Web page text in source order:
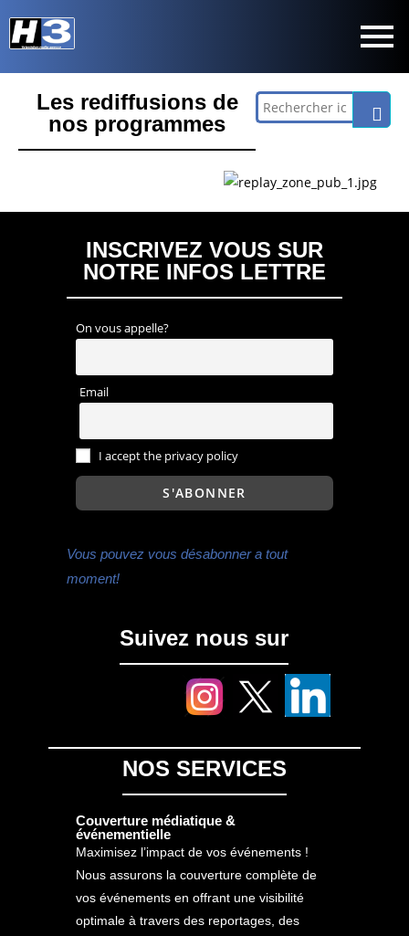
Les rediffusions de
nos programmes
INSCRIVEZ VOUS SUR
NOTRE INFOS LETTRE
On vous appelle?
Email
I accept the privacy policy
Vous pouvez vous désabonner a tout
moment!
Suivez nous sur
NOS SERVICES
Couverture médiatique &
événementielle
Maximisez l’impact de vos événements !
Nous assurons la couverture complète de
vos événements en offrant une visibilité
optimale à travers des reportages, des